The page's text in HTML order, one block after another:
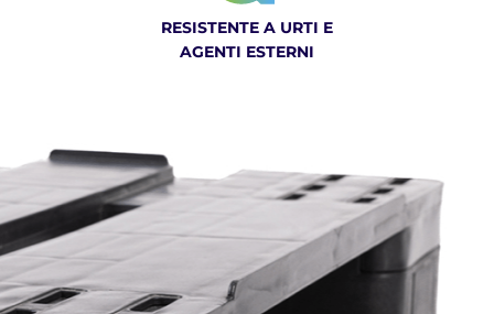
RESISTENTE A URTI E
AGENTI ESTERNI